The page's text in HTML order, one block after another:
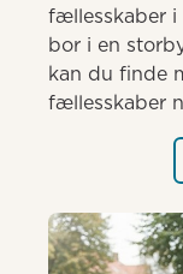
fællesskaber i
bor i en
kan du finde
fællesskaber